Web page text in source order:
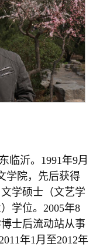
临沂。1991年9月
学院，先后获得
学硕士（文艺学
学位。2005年8
士后流动站从事
年1月至2012年